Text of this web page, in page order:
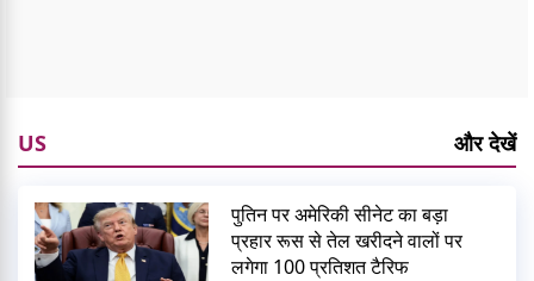
US और देखें
पुतिन पर अमेरिकी सीनेट का बड़ा
प्रहार रूस से तेल खरीदने वालों पर
लगेगा 100 प्रतिशत टैरिफ